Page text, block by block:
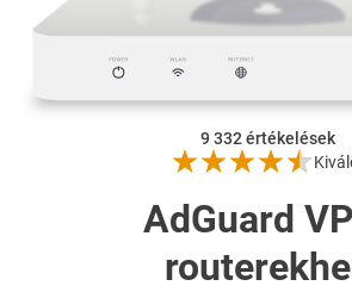
9 332értékelések
AdGuard